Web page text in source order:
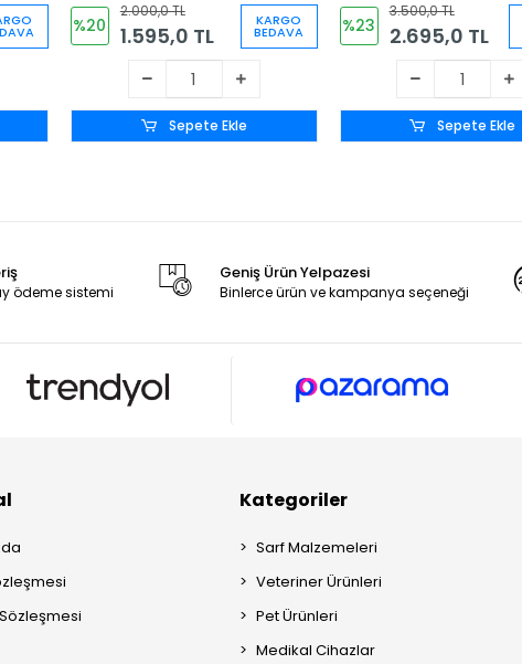
%20
2.000,0 TL
1.595,0 TL
KARGO
BEDAVA
Sepete Ekle
%23
3.500,0 TL
2.695,0 TL
Sepete Ekle
ödeme sistemi
Geniş Ürün Yelpazesi
Binlerce ürün ve kampanya seçeneği
Sözleşmesi
Kategoriler
Sarf Malzemeleri
Veteriner Ürünleri
Pet Ürünleri
Medikal Cihazlar